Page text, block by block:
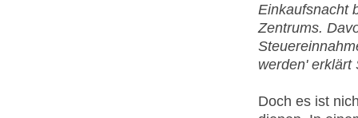
Einkaufsnacht
Zentrums.
werden' erklärt
Doch es ist